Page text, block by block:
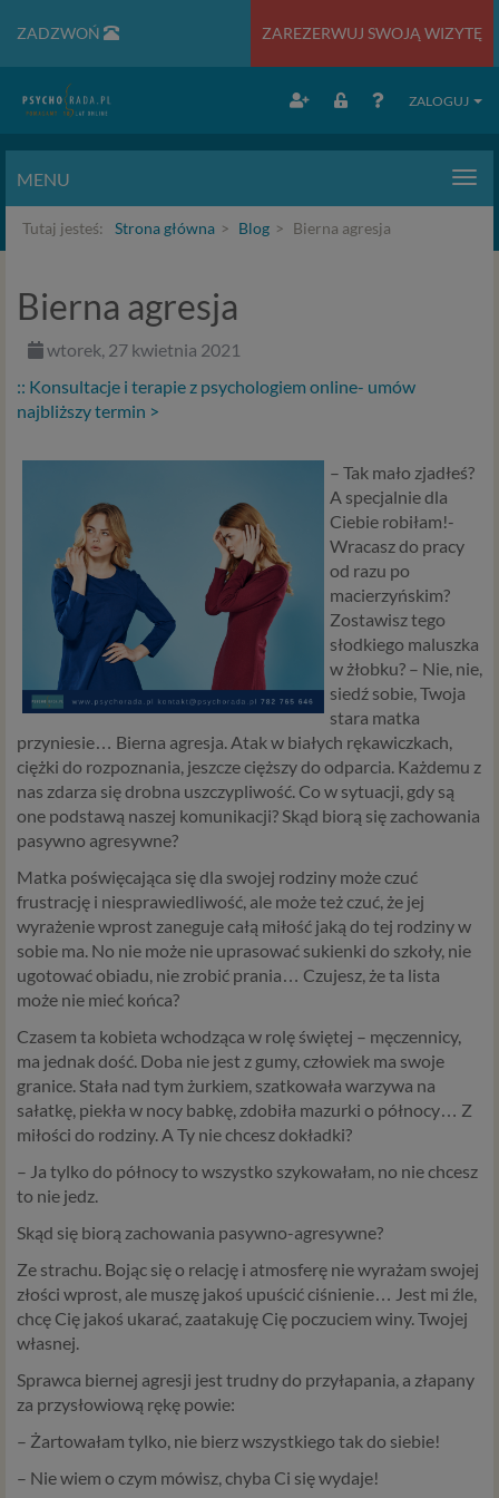
ZADZWOŃ ZAREZERWUJ SWOJĄ WIZYTĘ
ZALOGUJ
MENU
Tutaj jesteś: Strona główna Blog Bierna agresja
Bierna agresja
wtorek, 27 kwietnia 2021
:: Konsultacje i terapie z psychologiem online- umów
najbliższy termin >
– Tak mało zjadłeś?
A specjalnie dla
Ciebie robiłam!-
Wracasz do pracy
od razu po
macierzyńskim?
Zostawisz tego
słodkiego maluszka
w żłobku? – Nie, nie,
siedź sobie, Twoja
stara matka
przyniesie… Bierna agresja. Atak w białych rękawiczkach,
ciężki do rozpoznania, jeszcze cięższy do odparcia. Każdemu z
nas zdarza się drobna uszczypliwość. Co w sytuacji, gdy są
one podstawą naszej komunikacji? Skąd biorą się zachowania
pasywno agresywne?
Matka poświęcająca się dla swojej rodziny może czuć
frustrację i niesprawiedliwość, ale może też czuć, że jej
wyrażenie wprost zaneguje całą miłość jaką do tej rodziny w
sobie ma. No nie może nie uprasować sukienki do szkoły, nie
ugotować obiadu, nie zrobić prania… Czujesz, że ta lista
może nie mieć końca?
Czasem ta kobieta wchodząca w rolę świętej – męczennicy,
ma jednak dość. Doba nie jest z gumy, człowiek ma swoje
granice. Stała nad tym żurkiem, szatkowała warzywa na
sałatkę, piekła w nocy babkę, zdobiła mazurki o północy… Z
miłości do rodziny. A Ty nie chcesz dokładki?
– Ja tylko do północy to wszystko szykowałam, no nie chcesz
to nie jedz.
Skąd się biorą zachowania pasywno-agresywne?
Ze strachu. Bojąc się o relację i atmosferę nie wyrażam swojej
złości wprost, ale muszę jakoś upuścić ciśnienie… Jest mi źle,
chcę Cię jakoś ukarać, zaatakuję Cię poczuciem winy. Twojej
własnej.
Sprawca biernej agresji jest trudny do przyłapania, a złapany
za przysłowiową rękę powie:
– Żartowałam tylko, nie bierz wszystkiego tak do siebie!
– Nie wiem o czym mówisz, chyba Ci się wydaje!